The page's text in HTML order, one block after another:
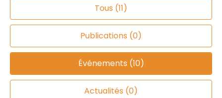
Tous (11)
Publications (0)
Événements (10)
Actualités (0)